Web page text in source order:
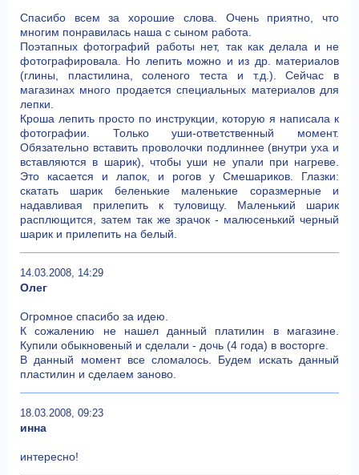
Спасибо всем за хорошие слова. Очень приятно, что
многим понравилась наша с сыном работа.
Поэтапных фотографий работы нет, так как делала и не
фотографировала. Но лепить можно и из др. материалов
(глины, пластилина, соленого теста и т.д.). Сейчас в
магазинах много продается специальных материалов для
лепки.
Кроша лепить просто по инструкции, которую я написала к
фотографии. Только уши-ответственный момент.
Обязательно вставить проволочки подлиннее (внутри уха и
вставляются в шарик), чтобы уши не упали при нагреве.
Это касается и лапок, и рогов у Смешариков. Глазки:
скатать шарик беленькие маленькие соразмерные и
надавливая прилепить к туловищу. Маленький шарик
расплющится, затем так же зрачок - малюсенький черный
шарик и прилепить на белый.
14.03.2008, 14:29
Олег
Огромное спасибо за идею.
К сожалению не нашел данный платилин в магазине.
Купили обыкновеный и сделали - дочь (4 года) в восторге.
В данный момент все сломалось. Будем искать данный
пластилин и сделаем заново.
18.03.2008, 09:23
инна
интересно!